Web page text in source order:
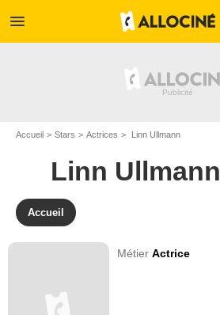
menu
Accueil Stars Actrices Linn Ullmann
Linn Ullmann
Accueil
MétierActrice